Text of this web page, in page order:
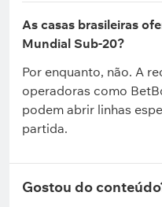
As casas brasileiras
Mundial Sub-20?
Por enquanto, não. A
operadoras como
podem abrir linhas
partida.
Gostou do